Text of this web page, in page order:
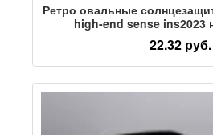
Ретро овальные
high-end sense
солнцезащитные очки
ультрафиолетового
22.32 руб.